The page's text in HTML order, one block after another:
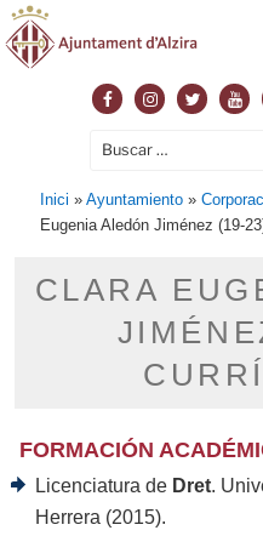
FacebookInstagram
Twitter
Buscar
Inici »Ayuntamiento »
Eugenia Aledón Jiménez (19-
CLARA
FORMACIÓN
Licenciatura de Dret.
Herrera (2015).